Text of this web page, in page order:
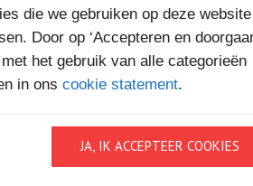
die we gebruiken op deze website
Door op ‘Accepteren en
het gebruik van alle categorieën
in ons cookie statement.
JA, IK ACCEPTEER COOKIES